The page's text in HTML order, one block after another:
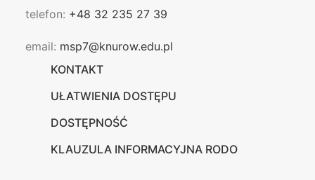
telefon: +48 32 235 27 39
email: msp7@knurow.edu.pl
KONTAKT
UŁATWIENIA DOSTĘPU
DOSTĘPNOŚĆ
KLAUZULA INFORMACYJNA RODO